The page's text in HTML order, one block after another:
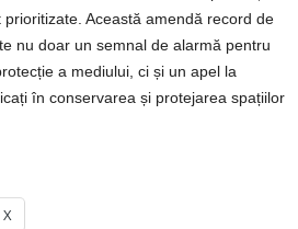
Această amendă record de
nu doar un semnal de alarmă pentru
a mediului, ci și un apel la
în conservarea și protejarea spațiilor
X